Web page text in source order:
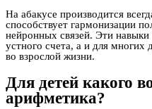
На абакусе производится
способствует гармонизации
нейронных связей. Эти навыки
устного счета, а и для многих
во взрослой жизни.
Для детей какого
арифметика?